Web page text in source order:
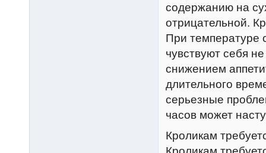
содержанию на
отрицательной.
При температуре
чувствуют себя
снижением
длительного
серьезные
часов может
Кроликам